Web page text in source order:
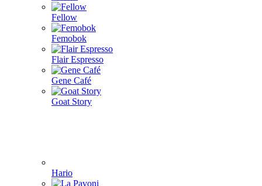
Fellow
Femobok
Flair Espresso
Gene Café
Goat Story
Hario